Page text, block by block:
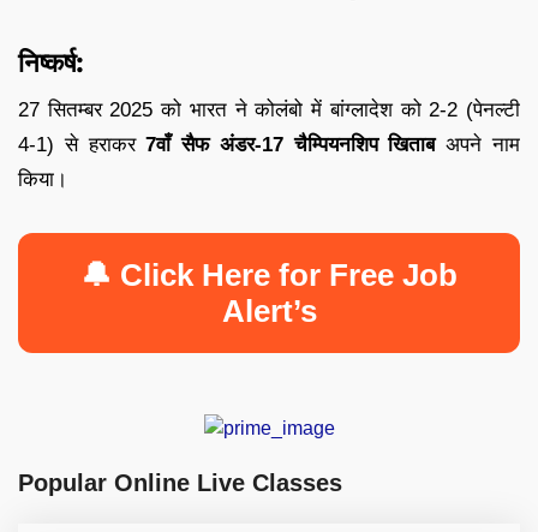
निष्कर्ष:
27 सितम्बर 2025 को भारत ने कोलंबो में बांग्लादेश को 2-2 (पेनल्टी
4-1) से हराकर7वाँ सैफ अंडर-17 चैम्पियनशिप खिताबअपने नाम
किया।
🔔 Click Here for Free Job
Alert’s
Popular Online Live Classes